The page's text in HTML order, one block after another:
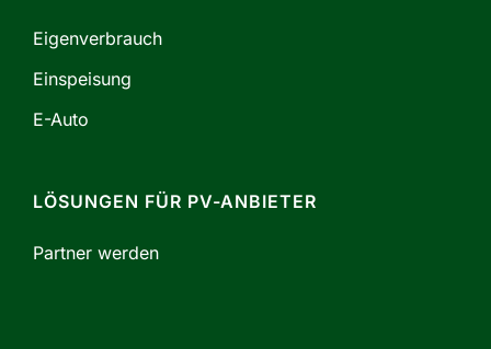
Eigenverbrauch
Einspeisung
E-Auto
LÖSUNGEN FÜR PV-ANBIETER
Partner werden